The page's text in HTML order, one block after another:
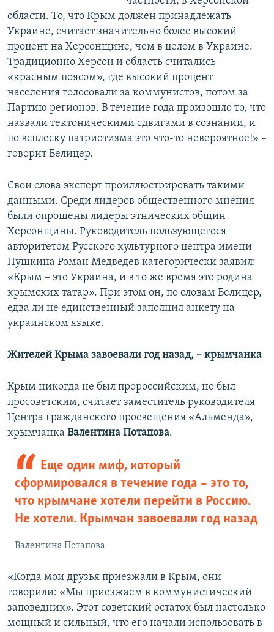
области. То, что Крым должен принадлежать
Украине, считает значительно более высокий
процент на Херсонщине, чем в целом в Украине.
Традиционно Херсон и область считались
«красным поясом», где высокий процент
населения голосовали за коммунистов, потом за
Партию регионов. В течение года произошло то, что
назвали тектоническими сдвигами в сознании, и
по всплеску патриотизма это что-то невероятное!» –
говорит Белицер.
Свои слова эксперт проиллюстрировать такими
данными. Среди лидеров общественного мнения
были опрошены лидеры этнических общин
Херсонщины. Руководитель пользующегося
авторитетом Русского культурного центра имени
Пушкина Роман Медведев категорически заявил:
«Крым – это Украина, и в то же время это родина
крымских татар». При этом он, по словам Белицер,
едва ли не единственный заполнил анкету на
украинском языке.
Жителей Крыма завоевали год назад, – крымчанка
Крым никогда не был пророссийским, но был
просоветским, считает заместитель руководителя
Центра гражданского просвещения «Альменда»,
крымчанка Валентина Потапова.
Еще один миф, который
сформировался в течение года – это то,
что крымчане хотели перейти в Россию.
Не хотели. Крымчан завоевали год назад
Валентина Потапова
«Когда мои друзья приезжали в Крым, они
говорили: «Мы приезжаем в коммунистический
заповедник». Этот советский остаток был настолько
мощный и сильный, что его начали использовать в